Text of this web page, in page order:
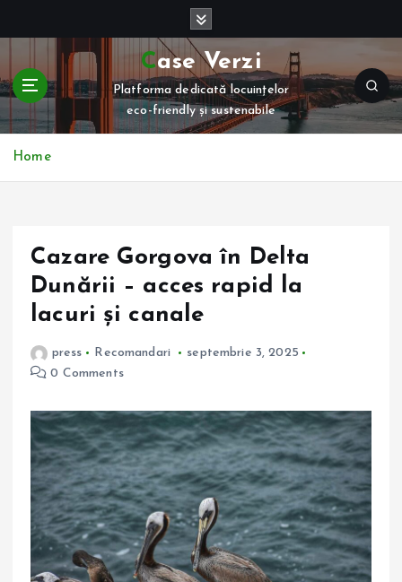
t
c
Case Verzi
Platforma dedicată locuințelor
eco-friendly și sustenabile
Home
Cazare Gorgova în Delta
Dunării – acces rapid la
lacuri și canale
press Recomandari
septembrie 3, 2025
0 Comments